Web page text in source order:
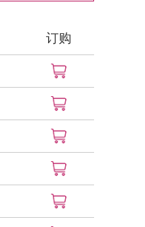
订购